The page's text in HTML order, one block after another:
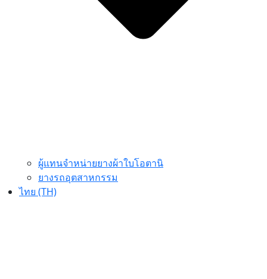
ผู้แทนจำหน่ายยางผ้าใบโอตานิ
ยางรถอุตสาหกรรม
ไทย (TH)